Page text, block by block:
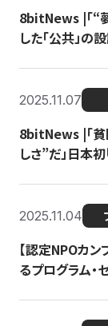
8bitNews |「“
した「公共」の
2025.11.07
8bitNews |「貧
しさ”だ」日本
2025.11.04
【認定NPOカ
るプログラム・